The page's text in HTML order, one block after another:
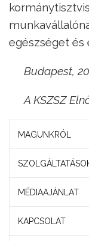
egészséget és
Budapest,
A KSZSZ
MAGUNKRÓL
MÉDIAAJÁNLAT
KAPCSOLAT